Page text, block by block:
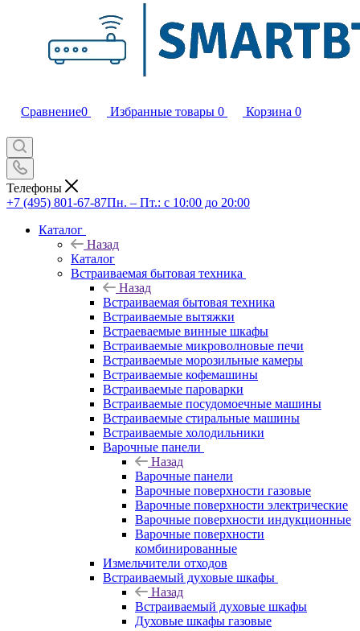
Сравнение0 Избранные товары 0 Корзина 0
Телефоны
+7 (495) 801-67-87Пн. – Пт.: с 10:00 до 20:00
Каталог
Назад
Каталог
Встраиваемая бытовая техника
Назад
Встраиваемая бытовая техника
Встраиваемые вытяжки
Встраеваемые винные шкафы
Встраиваемые микроволновые печи
Встраиваемые морозильные камеры
Встраиваемые кофемашины
Встраиваемые пароварки
Встраиваемые посудомоечные машины
Встраиваемые стиральные машины
Встраиваемые холодильники
Варочные панели
Назад
Варочные панели
Варочные поверхности газовые
Варочные поверхности электрические
Варочные поверхности индукционные
Варочные поверхности
комбинированные
Измельчители отходов
Встраиваемый духовые шкафы
Назад
Встраиваемый духовые шкафы
Духовые шкафы газовые